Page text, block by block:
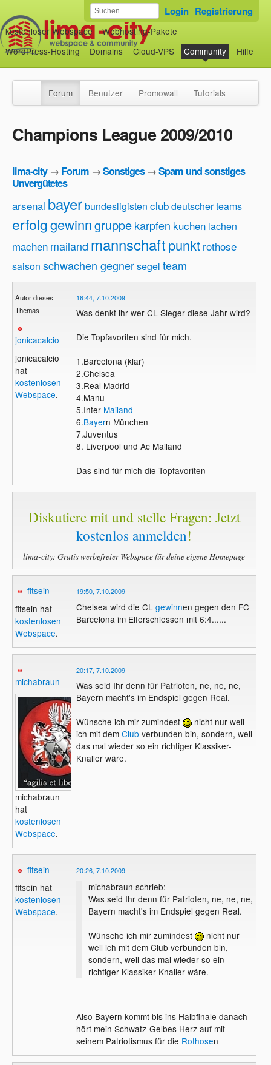
kostenloser Webspace
Webhosting-Pakete
WordPress-Hosting
Domains Cloud-VPS Community Hilfe
Login Registrierung
Forum Benutzer Promowall Tutorials
Champions League 2009/2010
lima-city→ Forum →Sonstiges→Spam und sonstiges
Unvergütetes
arsenal bayerbundesligisten clubdeutscher teams
erfolggewinngruppekarpfen kuchen lachen
machen mailand mannschaftpunkt rothose
saison schwachen gegnersegel team
Autor dieses
Themas
jonicacalcio
jonicacalcio
hat
kostenlosen
Webspace.
16:44, 7.10.2009
Was denkt ihr wer CL Sieger diese Jahr wird?
Die Topfavoriten sind für mich.
1.Barcelona (klar)
2.Chelsea
3.Real Madrid
4.Manu
5.Inter Mailand
6.Bayern München
7.Juventus
8. Liverpool und Ac Mailand
Das sind für mich die Topfavoriten
Diskutiere mit und stelle Fragen: Jetzt
kostenlos anmelden!
lima-city: Gratis werbefreier Webspace für deine eigene Homepage
fitsein
fitsein hat
kostenlosen
Webspace.
19:50, 7.10.2009
Chelsea wird die CL gewinnen gegen den FC
Barcelona im Elferschiessen mit 6:4......
michabraun
michabraun
hat
kostenlosen
Webspace.
20:17, 7.10.2009
Was seid Ihr denn für Patrioten, ne, ne, ne,
Bayern macht's im Endspiel gegen Real.
Wünsche ich mir zumindest
nicht nur weil
ich mit dem Club verbunden bin, sondern, weil
das mal wieder so ein richtiger Klassiker-
Knaller wäre.
fitsein
fitsein hat
kostenlosen
Webspace.
20:26, 7.10.2009
michabraun schrieb:
Was seid Ihr denn für Patrioten, ne, ne, ne,
Bayern macht's im Endspiel gegen Real.
Wünsche ich mir zumindest
nicht nur
weil ich mit dem Club verbunden bin,
sondern, weil das mal wieder so ein
richtiger Klassiker-Knaller wäre.
Also Bayern kommt bis ins Halbfinale danach
hört mein Schwatz-Gelbes Herz auf mit
seinem Patriotismus für die Rothosen